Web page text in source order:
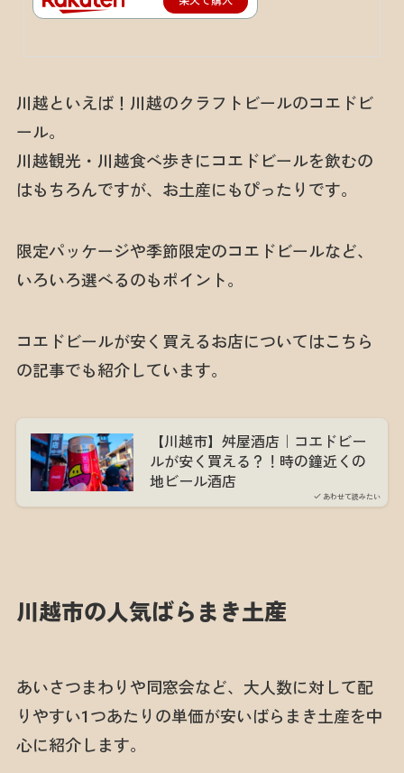
川越といえば！川越のクラフトビールのコエドビ
ール。
川越観光・川越食べ歩きにコエドビールを飲むの
はもちろんですが、お土産にもぴったりです。
限定パッケージや季節限定のコエドビールなど、
いろいろ選べるのもポイント。
コエドビールが安く買えるお店についてはこちら
の記事でも紹介しています。
あわせて読みたい
【川越市】舛屋酒店｜コエドビー
ルが安く買える？！時の鐘近くの
地ビール酒店
川越市の人気ばらまき土産
あいさつまわりや同窓会など、大人数に対して配
りやすい1つあたりの単価が安いばらまき土産を中
心に紹介します。